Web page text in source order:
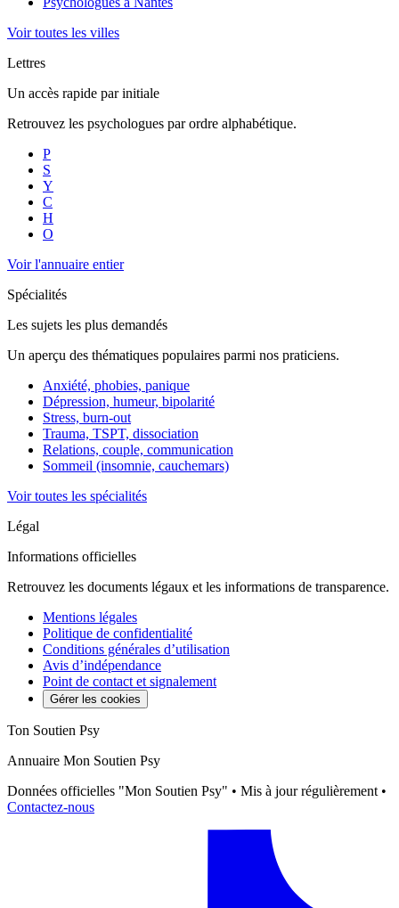
Voir toutes les villes
Lettres
Un accès rapide par initiale
Retrouvez les psychologues par ordre alphabétique.
P
S
Y
C
H
O
Voir l'annuaire entier
Spécialités
Les sujets les plus demandés
Un aperçu des thématiques populaires parmi nos praticiens.
Anxiété, phobies, panique
Dépression, humeur, bipolarité
Stress, burn-out
Trauma, TSPT, dissociation
Relations, couple, communication
Sommeil (insomnie, cauchemars)
Voir toutes les spécialités
Légal
Informations officielles
Retrouvez les documents légaux et les informations de transparence.
Mentions légales
Politique de confidentialité
Conditions générales d’utilisation
Avis d’indépendance
Point de contact et signalement
Gérer les cookies
Ton Soutien Psy
Annuaire Mon Soutien Psy
Données officielles "Mon Soutien Psy" • Mis à jour régulièrement •
Contactez-nous